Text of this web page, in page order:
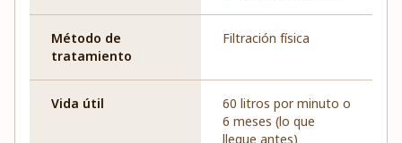
Método de
tratamiento
Filtración física
Vida útil
60 litros por minuto o
6 meses (lo que
llegue antes)